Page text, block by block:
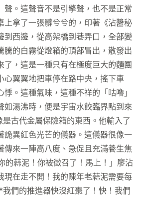
。這聲音不是引擎聲，也不是正常
拿了一張髒兮兮的，印著《沾醬秘
西邊，從高架橋到巷弄口，全部變
的白霧從燈箱的頂部冒出，散發出
，這是一種只有在極度巨大的麵團
心翼翼地把車停在路中央，搖下車
。這種氣味，這種不祥的「咕嚕」
湯沸時，便是宇宙水餃臨界點到來
古代金屬保險箱的東西。他輸入了
異紅色光芒的儀器。這儀器很像一
傳來一陣高八度、急促且充滿養生焦
的蒜泥！你被徵召了！馬上！」廖沾
在走不開！我的陳年老蒜泥需要每
們的推進器快沒紅棗了！快！我們